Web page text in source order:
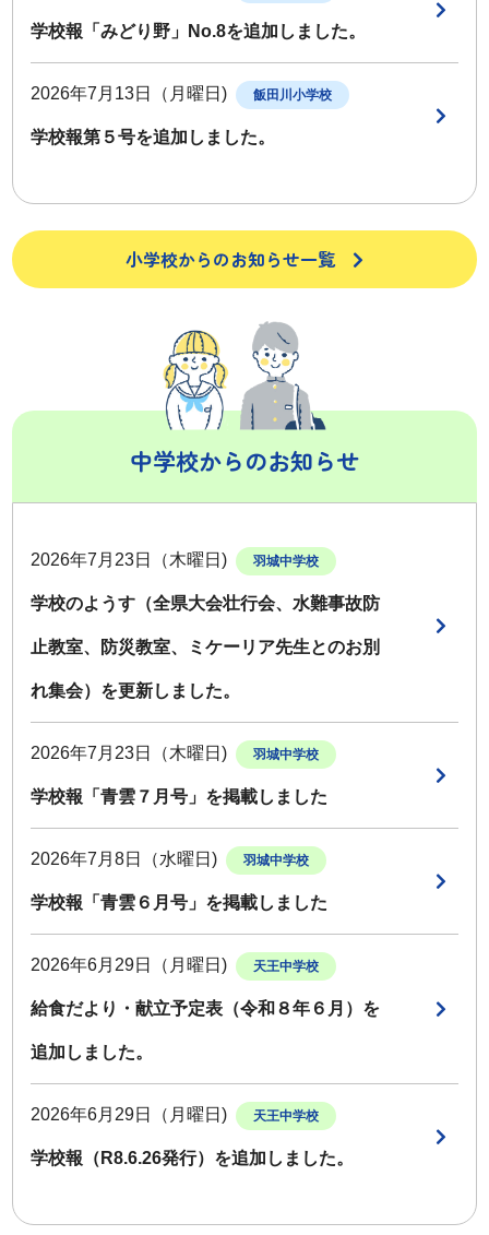
学校報「みどり野」No.8を追加しました。
2026年7月13日（月曜日) 飯田川小学校
学校報第５号を追加しました。
小学校からのお知らせ一覧
中学校からのお知らせ
2026年7月23日（木曜日) 羽城中学校
学校のようす（全県大会壮行会、水難事故防
止教室、防災教室、ミケーリア先生とのお別
れ集会）を更新しました。
2026年7月23日（木曜日) 羽城中学校
学校報「青雲７月号」を掲載しました
2026年7月8日（水曜日) 羽城中学校
学校報「青雲６月号」を掲載しました
2026年6月29日（月曜日) 天王中学校
給食だより・献立予定表（令和８年６月）を
追加しました。
2026年6月29日（月曜日) 天王中学校
学校報（R8.6.26発行）を追加しました。